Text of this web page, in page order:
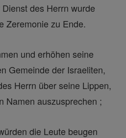
des Herrn wurde
Zeremonie zu Ende.
und erhöhen seine
Gemeinde der Israeliten,
Herrn über seine Lippen,
Namen auszusprechen ;
die Leute beugen